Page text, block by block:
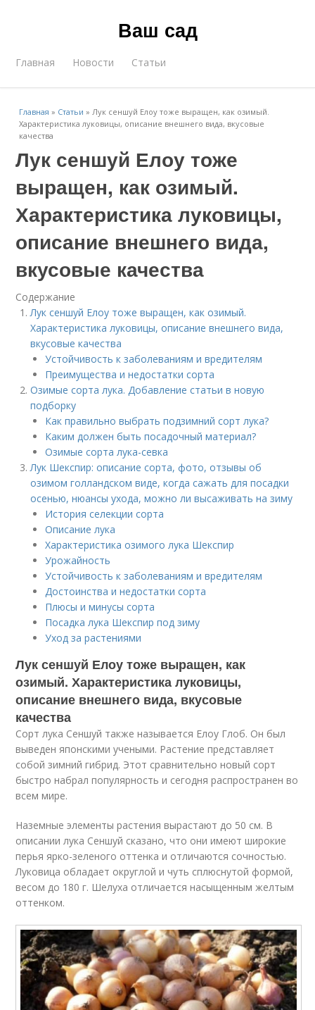
Ваш сад
Главная Новости Статьи
Главная » Статьи »Лук сеншуй Елоу тоже выращен, как озимый.
Характеристика луковицы, описание внешнего вида, вкусовые
качества
Лук сеншуй Елоу тоже
выращен, как озимый.
Характеристика луковицы,
описание внешнего вида,
вкусовые качества
Содержание
Лук сеншуй Елоу тоже выращен, как озимый.
Характеристика луковицы, описание внешнего вида,
вкусовые качества
Устойчивость к заболеваниям и вредителям
Преимущества и недостатки сорта
Озимые сорта лука. Добавление статьи в новую
подборку
Как правильно выбрать подзимний сорт лука?
Каким должен быть посадочный материал?
Озимые сорта лука-севка
Лук Шекспир: описание сорта, фото, отзывы об
озимом голландском виде, когда сажать для посадки
осенью, нюансы ухода, можно ли высаживать на зиму
История селекции сорта
Описание лука
Характеристика озимого лука Шекспир
Урожайность
Устойчивость к заболеваниям и вредителям
Достоинства и недостатки сорта
Плюсы и минусы сорта
Посадка лука Шекспир под зиму
Уход за растениями
Лук сеншуй Елоу тоже выращен, как
озимый. Характеристика луковицы,
описание внешнего вида, вкусовые
качества
Сорт лука Сеншуй также называется Елоу Глоб. Он был
выведен японскими учеными. Растение представляет
собой зимний гибрид. Этот сравнительно новый сорт
быстро набрал популярность и сегодня распространен во
всем мире.
Наземные элементы растения вырастают до 50 см. В
описании лука Сеншуй сказано, что они имеют широкие
перья ярко-зеленого оттенка и отличаются сочностью.
Луковица обладает округлой и чуть сплюснутой формой,
весом до 180 г. Шелуха отличается насыщенным желтым
оттенком.